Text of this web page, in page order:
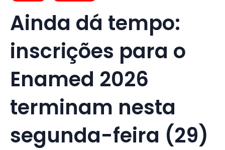
Ainda dá tempo:
inscrições para o
Enamed 2026
terminam nesta
segunda-feira (29)